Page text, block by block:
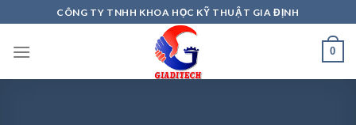
to
content
CÔNG TY TNHH KHOA HỌC KỸ THUẬT GIA ĐỊNH
0